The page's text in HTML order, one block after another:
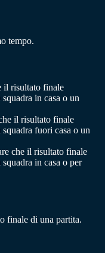
tempo.
il risultato finale
in casa o un
il risultato finale
fuori casa o un
che il risultato finale
in casa o per
finale di una partita.